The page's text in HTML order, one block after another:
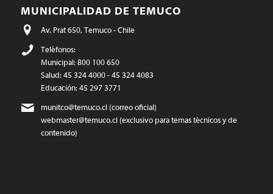
MUNICIPALIDAD DE TEMUCO
Av. Prat 650, Temuco - Chile
Teléfonos:
Municipal: 800 100 650
Salud: 45 324 4000 - 45 324 4083
Educación: 45 297 3771
munitco@temuco.cl(correo oficial)
webmaster@temuco.cl(exclusivo para temas técnicos y de
contenido)